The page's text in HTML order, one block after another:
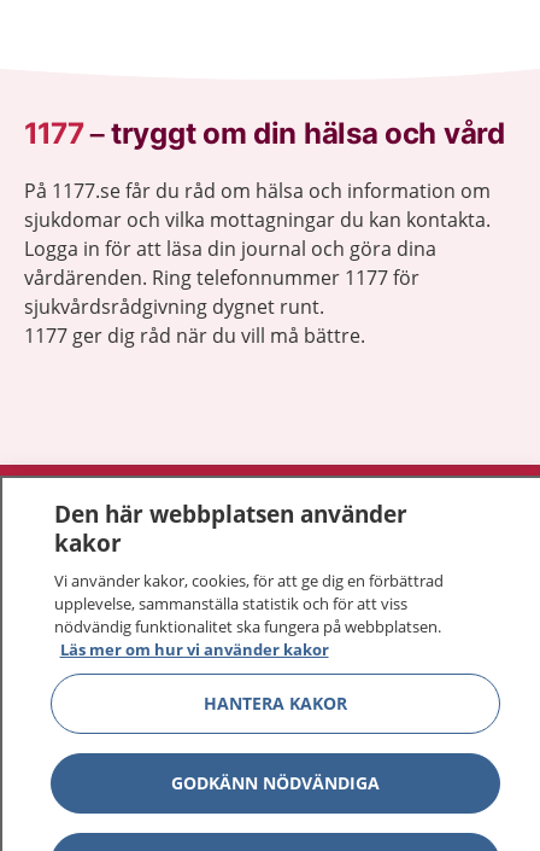
1177–tryggt om din hälsa och vård
På 1177.se får du råd om hälsa och information om
sjukdomar och vilka mottagningar du kan kontakta.
Logga in för att läsa din journal och göra dina
vårdärenden. Ring telefonnummer 1177 för
sjukvårdsrådgivning dygnet runt.
1177 ger dig råd när du vill må bättre.
Kontakt
Behandling av personuppgifter
Hantering av kakor
Den här webbplatsen använder
kakor
Vi använder kakor, cookies, för att ge dig en förbättrad
upplevelse, sammanställa statistik och för att viss
nödvändig funktionalitet ska fungera på webbplatsen.
Läs mer om hur vi använder kakor
HANTERA KAKOR
GODKÄNN NÖDVÄNDIGA